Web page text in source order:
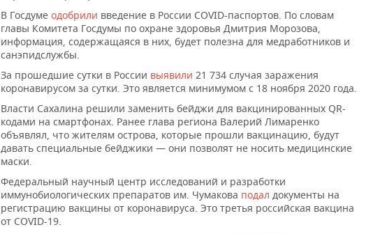
В Госдуме одобрили введение в России COVID-паспортов. По словам
главы Комитета Госдумы по охране здоровья Дмитрия Морозова,
информация, содержащаяся в них, будет полезна для медработников и
санэпидслужбы.
За прошедшие сутки в России выявили 21 734 случая заражения
коронавирусом за сутки. Это является минимумом с 18 ноября 2020 года.
Власти Сахалина решили заменить бейджи для вакцинированных QR-
кодами на смартфонах. Ранее глава региона Валерий Лимаренко
объявлял, что жителям острова, которые прошли вакцинацию, будут
давать специальные бейджики — они позволят не носить медицинские
маски.
Федеральный научный центр исследований и разработки
иммунобиологических препаратов им. Чумакова подал документы на
регистрацию вакцины от коронавируса. Это третья российская вакцина
от СOVID-19.